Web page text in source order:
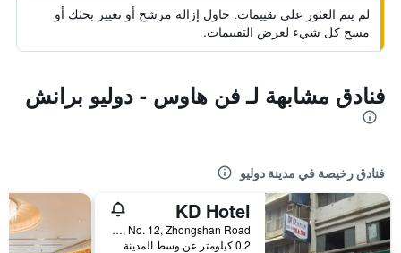
لم يتم العثور على تقييمات. حاول إزالة مرشح أو تغيير بحثك أو
مسح كل شيء لعرض التقييمات.
فنادق مشابهة لـ فن هاوس - دوليو برانش
فنادق رخيصة في مدينة دوليو
KD Hotel
5F, No. 12, Zhongshan Road, مدينة دوليو, تايوان
0.2 كيلومتر عن وسط المدينة